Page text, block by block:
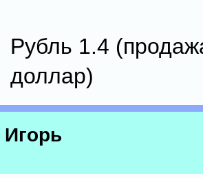
Рубль 1.4
доллар)
Игорь